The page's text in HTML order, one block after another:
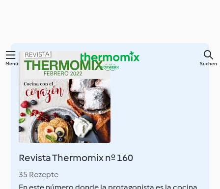
Springe
Hauptinhalt
Menü Suchen
Revista Thermomix nº 160
35 Rezepte